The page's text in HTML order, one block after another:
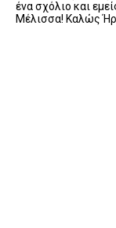
ένα σχόλιο και
Μέλισσα! Καλώς